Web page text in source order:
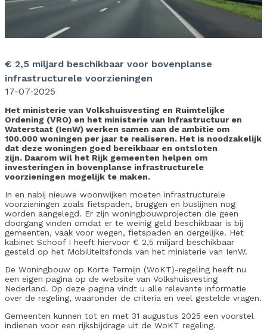
€ 2,5 miljard beschikbaar voor bovenplanse
infrastructurele voorzieningen
17-07-2025
Het ministerie van Volkshuisvesting en Ruimtelijke
Ordening (VRO) en het ministerie van Infrastructuur en
Waterstaat (IenW) werken samen aan de ambitie om
100.000 woningen per jaar te realiseren. Het is noodzakelijk
dat deze woningen goed bereikbaar en ontsloten
zijn. Daarom wil het Rijk gemeenten helpen om
investeringen in bovenplanse infrastructurele
voorzieningen mogelijk te maken.
In en nabij nieuwe woonwijken moeten infrastructurele
voorzieningen zoals fietspaden, bruggen en buslijnen nog
worden aangelegd. Er zijn woningbouwprojecten die geen
doorgang vinden omdat er te weinig geld beschikbaar is bij
gemeenten, vaak voor wegen, fietspaden en dergelijke. Het
kabinet Schoof I heeft hiervoor € 2,5 miljard beschikbaar
gesteld op het Mobiliteitsfonds van het ministerie van IenW.
De Woningbouw op Korte Termijn (WoKT)-regeling heeft nu
een eigen pagina op de website van Volkshuisvesting
Nederland. Op deze pagina vindt u alle relevante informatie
over de regeling, waaronder de criteria en veel gestelde vragen.
Gemeenten kunnen tot en met 31 augustus 2025 een voorstel
indienen voor een rijksbijdrage uit de WoKT regeling.